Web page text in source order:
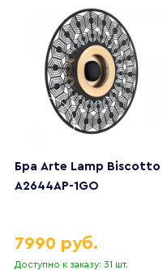
Бра Arte Lamp Biscotto
A2644AP-1GO
Доступно к заказу: 31 шт.
7990 руб.